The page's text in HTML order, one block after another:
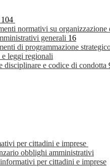
104
normativi su organizzazione
generali 16
di programmazione
e leggi regionali
disciplinare e codice di condotta
per cittadini e imprese
obblighi amministrativi
per cittadini e imprese